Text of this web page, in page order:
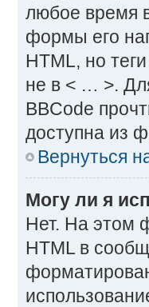
любое время
формы его
HTML, но
не в < … >.
BBCode
доступна из
Вернуться
Могу ли я
Нет. На этом
HTML в